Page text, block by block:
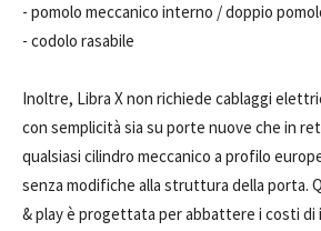
- pomolo meccanico interno / doppio
- codolo rasabile
Inoltre, Libra X non richiede cablaggi
con semplicità sia su porte nuove che in
qualsiasi cilindro meccanico a profilo
senza modifiche alla struttura della porta.
& play è progettata per abbattere i costi di